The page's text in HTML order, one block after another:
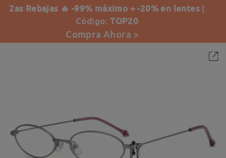
2as Rebajas 🔥 -99% máximo + -20% en lentes |
Código:TOP20
Compra Ahora >